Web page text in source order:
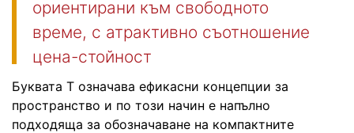
ориентирани към свободното
време, с атрактивно съотношение
цена-стойност
Буквата Т означава ефикасни концепции за
пространство и по този начин е напълно
подходяща за обозначаване на компактните